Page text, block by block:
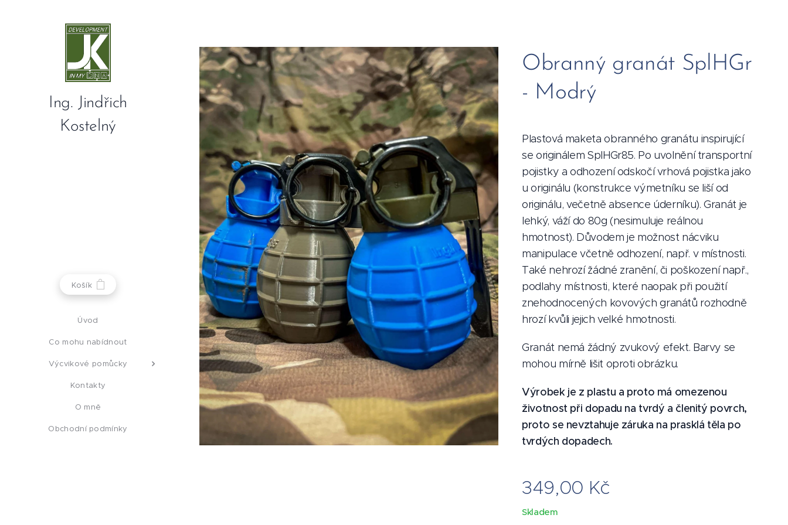
Ing. Jindřich
Kostelný
Košík
Úvod
Co mohu nabídnout
Výcvikové pomůcky
Kontakty
O mně
Obchodní podmínky
Obranný granát SplHGr
- Modrý
Plastová maketa obranného granátu inspirující
se originálem SplHGr85. Po uvolnění transportní
pojistky a odhození odskočí vrhová pojistka jako
u originálu (konstrukce výmetníku se liší od
originálu, večetně absence úderníku). Granát je
lehký, váží do 80g (nesimuluje reálnou
hmotnost). Důvodem je možnost nácviku
manipulace včetně odhození, např. v místnosti.
Také nehrozí žádné zranění, či poškození např.,
podlahy místnosti, které naopak při použití
znehodnocených kovových granátů rozhodně
hrozí kvůli jejich velké hmotnosti.
Granát nemá žádný zvukový efekt. Barvy se
mohou mírně lišit oproti obrázku.
Výrobek je z plastu a proto má omezenou
životnost při dopadu na tvrdý a členitý povrch,
proto se nevztahuje záruka na prasklá těla po
tvrdých dopadech.
349,00 Kč
Skladem